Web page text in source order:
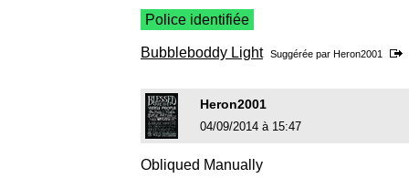
Police identifiée
Bubbleboddy Light Suggérée par Heron2001
Heron2001
04/09/2014 à 15:47
Obliqued Manually